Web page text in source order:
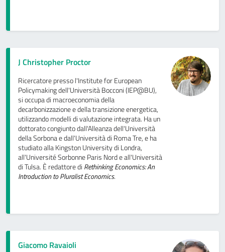
J Christopher Proctor
Ricercatore presso l'Institute for European
Policymaking dell'Università Bocconi (IEP@BU),
si occupa di macroeconomia della
decarbonizzazione e della transizione energetica,
utilizzando modelli di valutazione integrata. Ha un
dottorato congiunto dall'Alleanza dell'Università
della Sorbona e dall'Università di Roma Tre, e ha
studiato alla Kingston University di Londra,
all'Université Sorbonne Paris Nord e all'Università
di Tulsa. È redattore di Rethinking Economics: An
Introduction to Pluralist Economics.
Giacomo Ravaioli